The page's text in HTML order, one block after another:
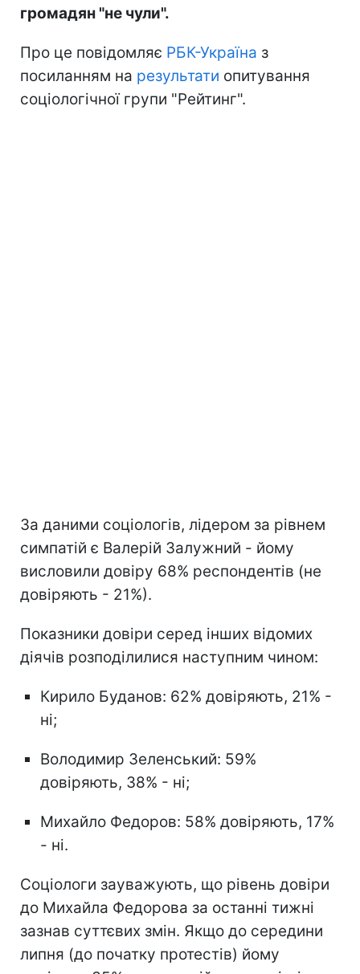
громадян "не чули".
Про це повідомляє РБК-Україна з
посиланням на результати опитування
соціологічної групи "Рейтинг".
За даними соціологів, лідером за рівнем
симпатій є Валерій Залужний - йому
висловили довіру 68% респондентів (не
довіряють - 21%).
Показники довіри серед інших відомих
діячів розподілилися наступним чином:
Кирило Буданов: 62% довіряють, 21% -
ні;
Володимир Зеленський: 59%
довіряють, 38% - ні;
Михайло Федоров: 58% довіряють, 17%
- ні.
Соціологи зауважують, що рівень довіри
до Михайла Федорова за останні тижні
зазнав суттєвих змін. Якщо до середини
липня (до початку протестів) йому